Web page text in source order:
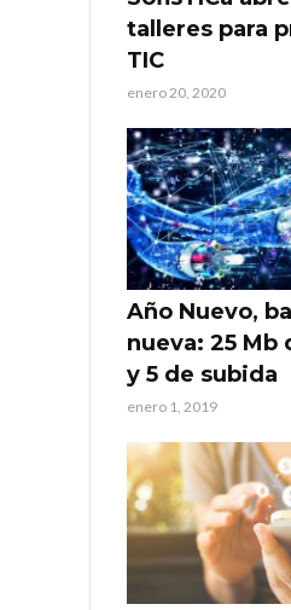
talleres para
TIC
enero 20, 2020
Año Nuevo,
nueva: 25 Mb
y 5 de subida
enero 1, 2019